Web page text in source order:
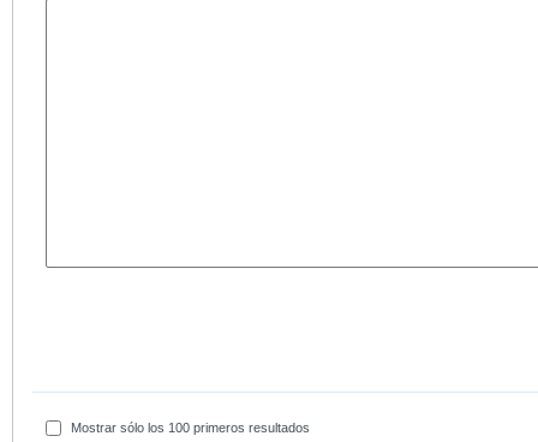
Mostrar sólo los 100 primeros resultados